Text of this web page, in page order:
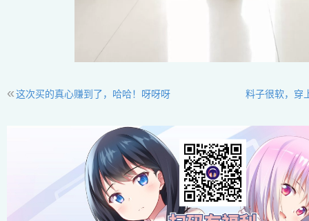
料子很软，穿
«这次买的真心赚到了，哈哈！呀呀呀